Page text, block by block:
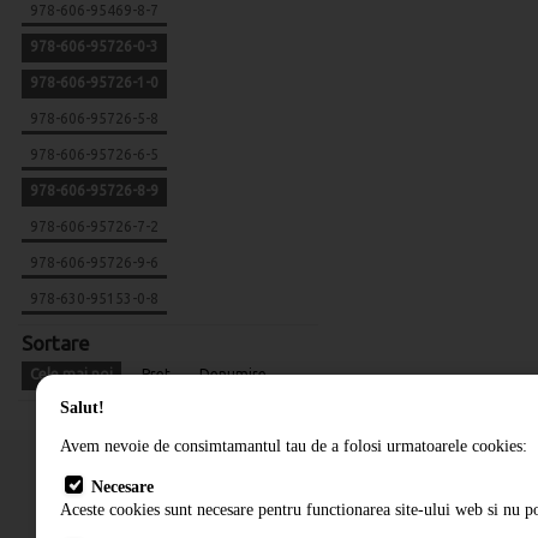
978-606-95469-8-7
978-606-95726-0-3
978-606-95726-1-0
978-606-95726-5-8
978-606-95726-6-5
978-606-95726-8-9
978-606-95726-7-2
978-606-95726-9-6
978-630-95153-0-8
Sortare
Cele mai noi Pret Denumire
Salut!
Avem nevoie de consimtamantul tau de a folosi urmatoarele cookies:
Necesare
Aceste cookies sunt necesare pentru functionarea site-ului web si nu